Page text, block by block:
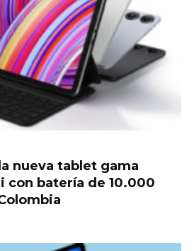
nueva tablet gama
con batería de 10.000